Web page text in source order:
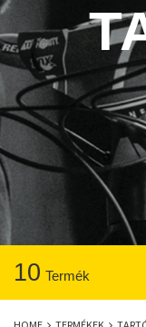
10 Termék